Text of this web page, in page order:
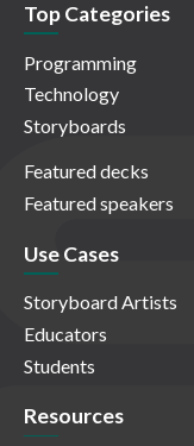
Top Categories
Programming
Technology
Storyboards
Featured decks
Featured speakers
Use Cases
Storyboard Artists
Educators
Students
Resources